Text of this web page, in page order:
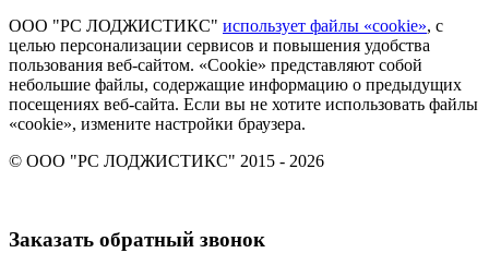
ООО "РС ЛОДЖИСТИКС" использует файлы «cookie», с
целью персонализации сервисов и повышения удобства
пользования веб-сайтом. «Cookie» представляют собой
небольшие файлы, содержащие информацию о предыдущих
посещениях веб-сайта. Если вы не хотите использовать файлы
«cookie», измените настройки браузера.
© ООО "РС ЛОДЖИСТИКС" 2015 - 2026
Заказать обратный звонок